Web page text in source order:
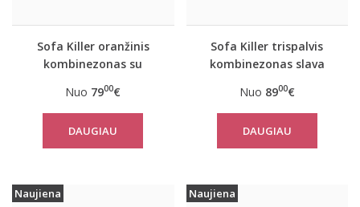
Sofa Killer oranžinis
kombinezonas su
Nuo 7900€
DAUGIAU
Sofa Killer trispalvis
kombinezonas slava
Nuo 8900€
DAUGIAU
Naujiena Naujiena